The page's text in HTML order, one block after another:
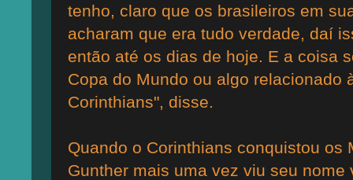
tenho, claro que os brasileiros em
acharam que era tudo verdade, daí
então até os dias de hoje. E a coisa
Copa do Mundo ou algo relacionado
Corinthians", disse.
Quando o Corinthians conquistou os
Gunther mais uma vez viu seu